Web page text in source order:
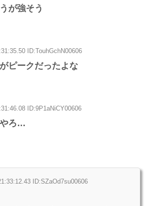
が強そう
ID:TouhGchN00606
ピークだったよな
ID:9P1aNiCY00606
ろ…
ID:SZaOd7su00606